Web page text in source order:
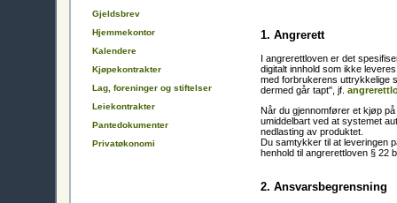
Gjeldsbrev
Hjemmekontor
Kalendere
Kjøpekontrakter
Lag, foreninger og stiftelser
Leiekontrakter
Pantedokumenter
Privatøkonomi
1. Angrerett
I angrerettloven er det
digitalt innhold som ikke
med forbrukerens uttrykkelige
dermed går tapt", jf.
Når du gjennomfører et kjøp
umiddelbart ved at systemet
nedlasting av produktet.
Du samtykker til at leveringen
henhold til angrerettloven § 22
2. Ansvarsbegrensning